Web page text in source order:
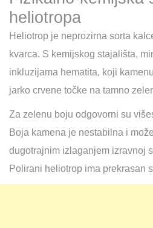
heliotropa
Heliotrop je neprozirna sorta
kvarca. S kemijskog stajališta,
inkluzijama hematita, koji
jarko crvene točke na tamno
Za zelenu boju odgovorni su
Boja kamena je nestabilna i
dugotrajnim izlaganjem izravnoj
Polirani heliotrop ima prekrasan